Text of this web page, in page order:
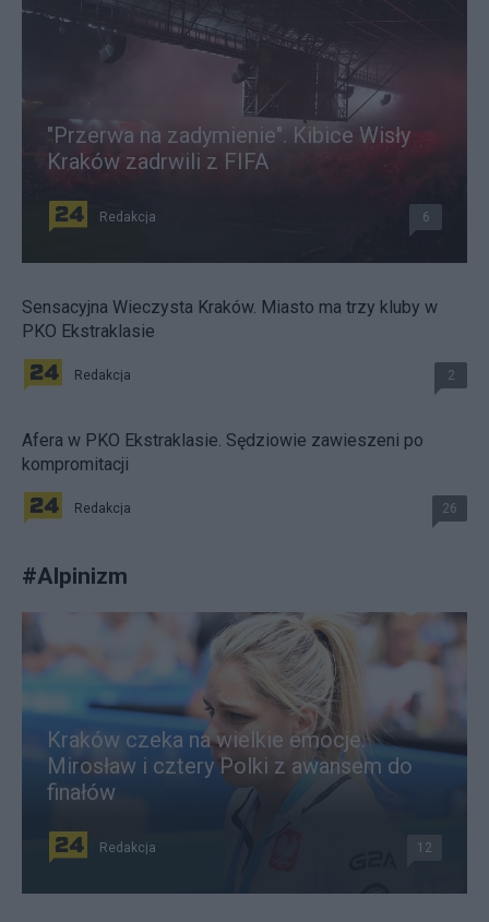
"Przerwa na zadymienie". Kibice Wisły
Kraków zadrwili z FIFA
Redakcja 6
Sensacyjna Wieczysta Kraków. Miasto ma trzy kluby w
PKO Ekstraklasie
Redakcja 2
Afera w PKO Ekstraklasie. Sędziowie zawieszeni po
kompromitacji
Redakcja 26
#Alpinizm
Kraków czeka na wielkie emocje.
Mirosław i cztery Polki z awansem do
finałów
Redakcja 12